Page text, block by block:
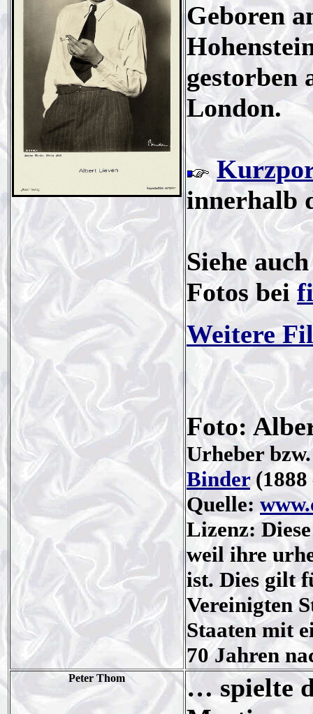
Geboren
gestorben
London.
innerhalb
Siehe
Fotos bei
Weitere
Foto:
Urheber
Binder(1888
Quelle:
Lizenz:
weil ihre
ist. Dies gilt
Vereinigten
Staaten mit
70 Jahren
Peter Thom
… spielte